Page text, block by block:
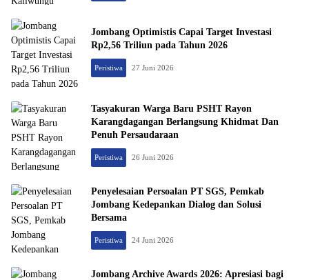
Jombang Optimistis Capai Target Investasi
Rp2,56 Triliun pada Tahun 2026
Peristiwa 27 Juni 2026
Tasyakuran Warga Baru PSHT Rayon
Karangdagangan Berlangsung Khidmat Dan
Penuh Persaudaraan
Peristiwa 26 Juni 2026
Penyelesaian Persoalan PT SGS, Pemkab
Jombang Kedepankan Dialog dan Solusi
Bersama
Peristiwa 24 Juni 2026
Jombang Archive Awards 2026: Apresiasi bagi